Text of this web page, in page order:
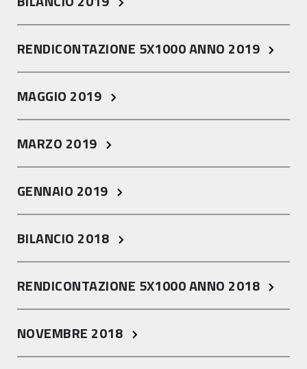
RENDICONTAZIONE 5X1000 ANNO 2019
MAGGIO 2019
MARZO 2019
GENNAIO 2019
BILANCIO 2018
RENDICONTAZIONE 5X1000 ANNO 2018
NOVEMBRE 2018